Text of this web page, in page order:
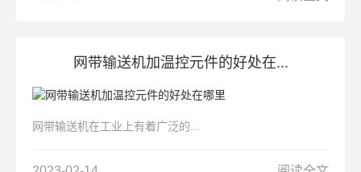
网带输送机加温控元件的好处在...
网带输送机在工业上有着广泛的...